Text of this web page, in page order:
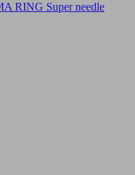
RING Super needle